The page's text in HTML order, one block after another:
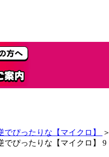
ぴったりな【マイクロ】
＞
ぴったりな【マイクロ】 9